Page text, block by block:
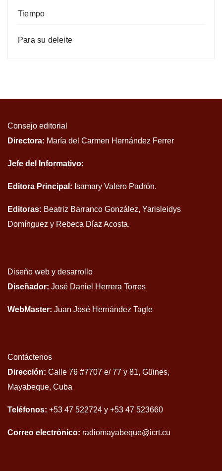
Tiempo
Para su deleite
Consejo editorial
Directora: María del Carmen Hernández Ferrer
Jefe del Informativo:
Editora Principal: Isamary Valero Padrón.
Editoras: Beatriz Barranco González, Yarisleidys
Domínguez y Rebeca Díaz Acosta.
Diseño web y desarrollo
Diseñador: José Daniel Herrera Torres
WebMaster: Juan José Hernández Tagle
Contáctenos
Dirección: Calle 76 #7707 e/ 77 y 81, Güines,
Mayabeque, Cuba
Teléfonos: +53 47 522724 y +53 47 523660
Correo electrónico: radiomayabeque@icrt.cu